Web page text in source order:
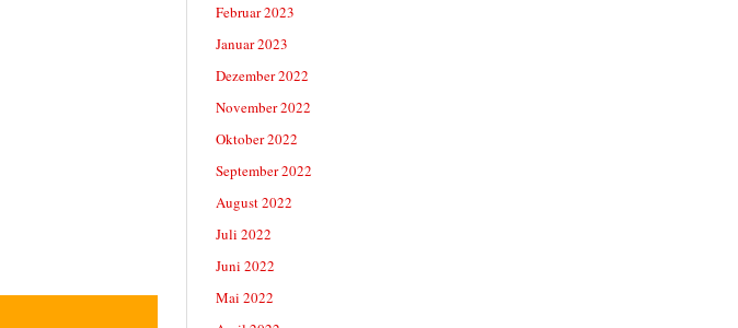
Februar 2023
Januar 2023
Dezember 2022
November 2022
Oktober 2022
September 2022
August 2022
Juli 2022
Juni 2022
Mai 2022